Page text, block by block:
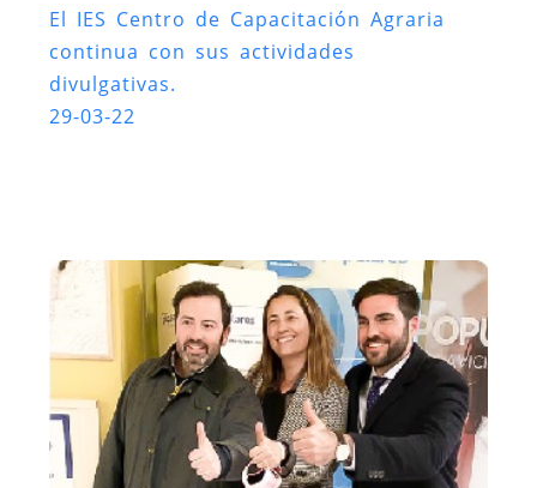
El IES Centro de Capacitación Agraria
continua con sus actividades
divulgativas.
29-03-22